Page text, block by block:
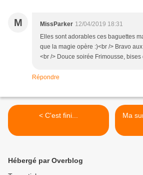
M MissParker 12/04/2019 18:31
Elles sont adorables ces baguettes
que la magie opère :)<br /> Bravo
<br /> Douce soirée Frimousse,
Répondre
< C'est fini...
Ma
Hébergé par Overblog